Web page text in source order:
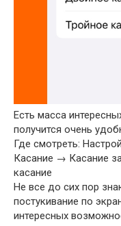
Есть масса
получится очень
Где смотреть:
Касание → Касание
касание
Не все до сих пор
постукивание по
интересных